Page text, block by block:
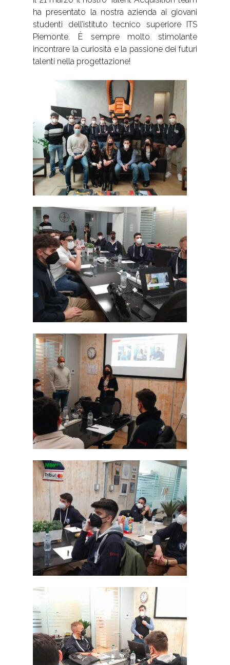
ha presentato la nostra azienda ai giovani
studenti dell’istituto tecnico superiore ITS
Piemonte. È sempre molto stimolante
incontrare la curiosità e la passione dei futuri
talenti nella progettazione!